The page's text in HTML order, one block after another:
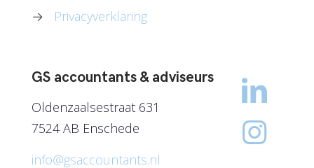
→
Privacyverklaring
GS accountants & adviseurs
Oldenzaalsestraat 631
7524 AB Enschede
info@gsaccountants.nl